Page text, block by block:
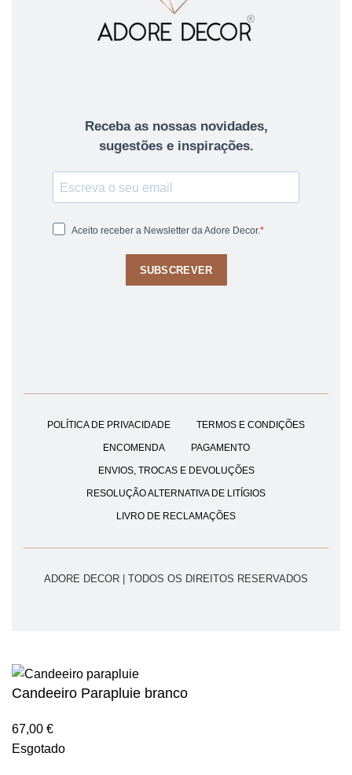
Receba as nossas novidades,
sugestões e inspirações.
Aceito receber a Newsletter da Adore Decor.
SUBSCREVER
POLÍTICA DE PRIVACIDADE TERMOS E CONDIÇÕES
ENCOMENDA PAGAMENTO
ENVIOS, TROCAS E DEVOLUÇÕES
RESOLUÇÃO ALTERNATIVA DE LITÍGIOS
LIVRO DE RECLAMAÇÕES
ADORE DECOR | TODOS OS DIREITOS RESERVADOS
Candeeiro Parapluie branco
67,00 €
Esgotado